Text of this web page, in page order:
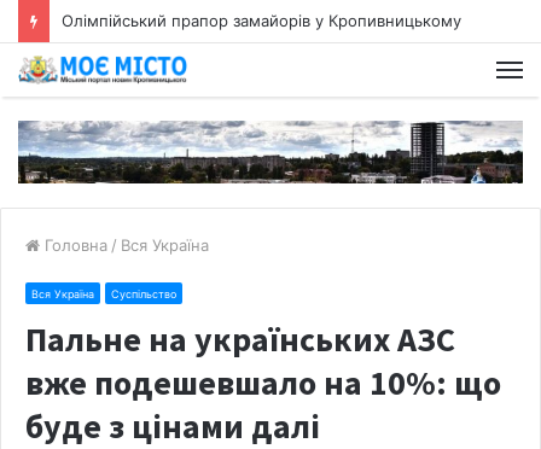
Олімпійський прапор замайорів у Кропивницькому
Головна / Вся Україна
Вся Україна Суспільство
Пальне на українських АЗС
вже подешевшало на 10%: що
буде з цінами далі